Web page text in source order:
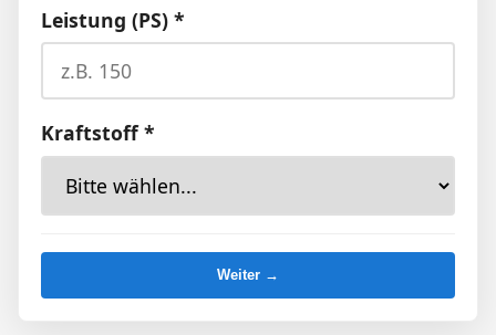
Leistung (PS) *
Kraftstoff *
Weiter →